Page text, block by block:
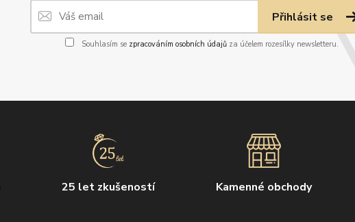
Přihlásit se
Souhlasím se zpracováním osobních údajůza účelem rozesílky newsletteru.
25 let zkušeností Kamenné obchody